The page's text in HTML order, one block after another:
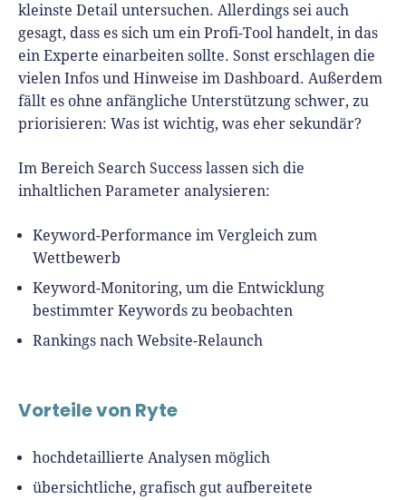
kleinste Detail untersuchen. Allerdings sei auch
gesagt, dass es sich um ein Profi-Tool handelt, in das
ein Experte einarbeiten sollte. Sonst erschlagen die
vielen Infos und Hinweise im Dashboard. Außerdem
fällt es ohne anfängliche Unterstützung schwer, zu
priorisieren: Was ist wichtig, was eher sekundär?
Im Bereich Search Success lassen sich die
inhaltlichen Parameter analysieren:
Keyword-Performance im Vergleich zum
Wettbewerb
Keyword-Monitoring, um die Entwicklung
bestimmter Keywords zu beobachten
Rankings nach Website-Relaunch
Vorteile von Ryte
hochdetaillierte Analysen möglich
übersichtliche, grafisch gut aufbereitete